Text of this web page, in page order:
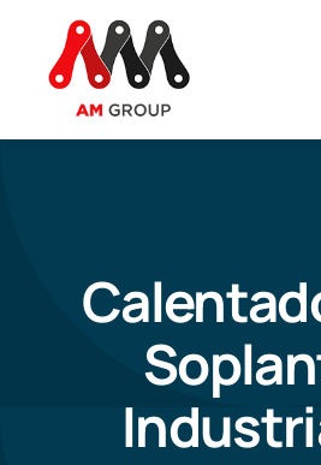
contenido